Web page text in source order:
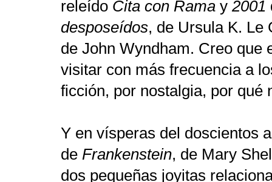
releído Cita con Rama y 2001
desposeídos, de Ursula K. Le
de John Wyndham. Creo que
visitar con más frecuencia a
ficción, por nostalgia, por qué
Y en vísperas del doscientos
de Frankenstein, de Mary
dos pequeñas joyitas